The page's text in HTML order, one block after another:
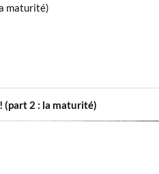
maturité)
(part 2 : la maturité)